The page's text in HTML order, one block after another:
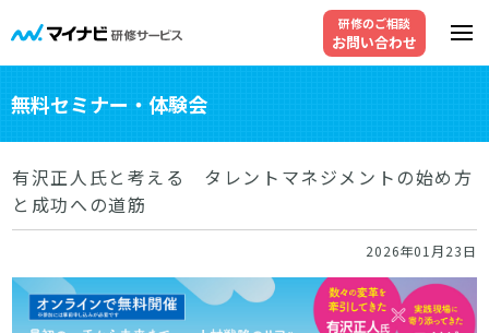
研修のご相談
お問い合わせ
無料セミナー・体験会
有沢正人氏と考える タレントマネジメントの始め方
と成功への道筋
2026年01月23日